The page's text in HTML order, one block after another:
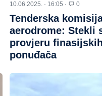
10.06.2025. · 16:05 · 0
Tenderska
aerodrome: Stekli
provjeru
ponuđača